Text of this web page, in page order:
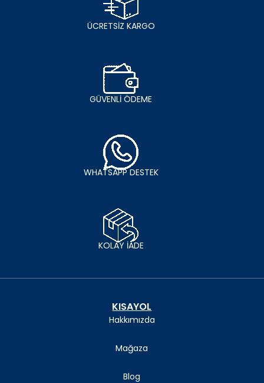
ÜCRETSİZ KARGO
GÜVENLİ ÖDEME
WHATSAPP DESTEK
KOLAY İADE
KISAYOL
Hakkımızda
Mağaza
Blog